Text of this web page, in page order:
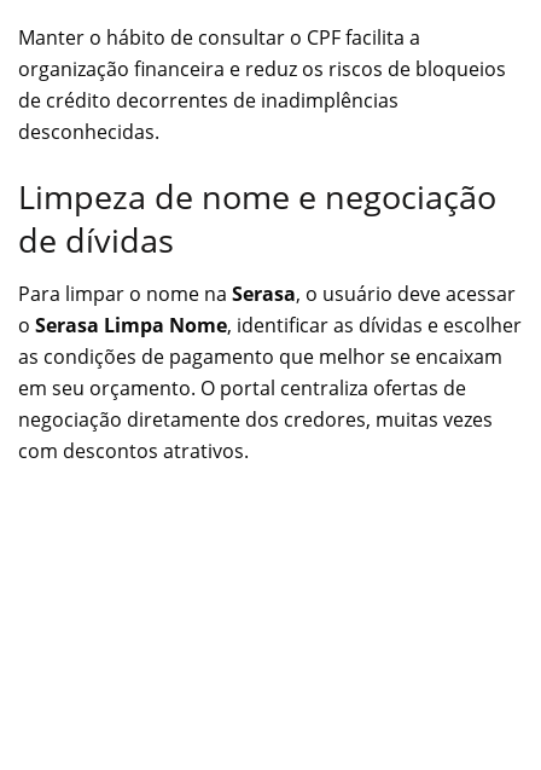
Manter o hábito de consultar o CPF facilita a
organização financeira e reduz os riscos de bloqueios
de crédito decorrentes de inadimplências
desconhecidas.
Limpeza de nome e negociação
de dívidas
Para limpar o nome na Serasa, o usuário deve acessar
o Serasa Limpa Nome, identificar as dívidas e escolher
as condições de pagamento que melhor se encaixam
em seu orçamento. O portal centraliza ofertas de
negociação diretamente dos credores, muitas vezes
com descontos atrativos.